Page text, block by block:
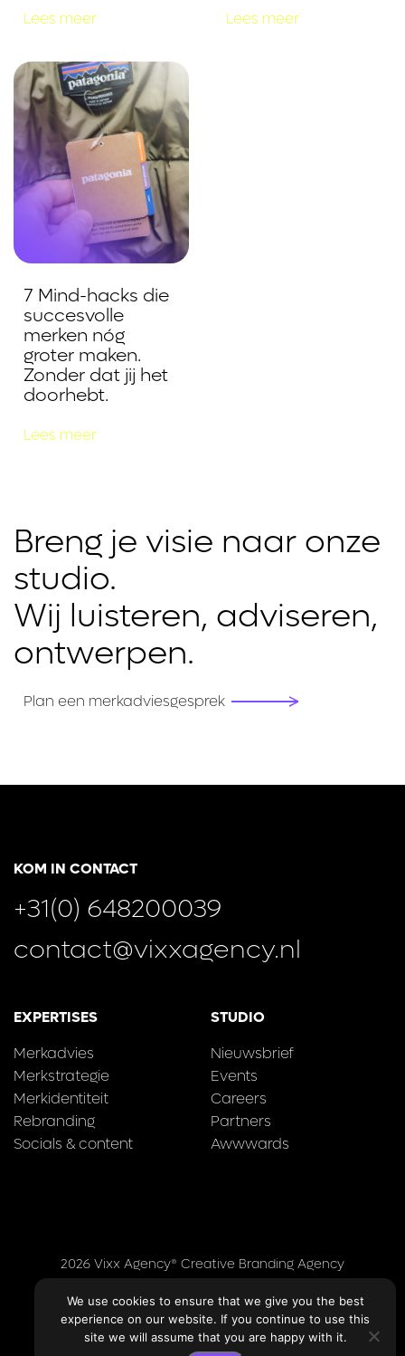
Lees meer Lees meer
7 Mind-hacks die
succesvolle
merken nóg
groter maken.
Zonder dat jij het
doorhebt.
Lees meer
Breng je visie naar onze
studio.
Wij luisteren, adviseren,
ontwerpen.
Plan een merkadviesgesprek
KOM IN CONTACT
+31(0) 648200039
contact@vixxagency.nl
EXPERTISES
Merkadvies
Merkstrategie
Merkidentiteit
Rebranding
Socials & content
STUDIO
Nieuwsbrief
Events
Careers
Partners
Awwwards
2026 Vixx Agency® Creative Branding Agency
Contact Algemene voorwaarden Privacy Policy
We use cookies to ensure that we give you the best
experience on our website. If you continue to use this
site we will assume that you are happy with it.